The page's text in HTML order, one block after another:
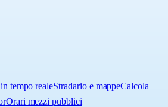
tempo realeStradario e mappeCalcola
Orari mezzi pubblici